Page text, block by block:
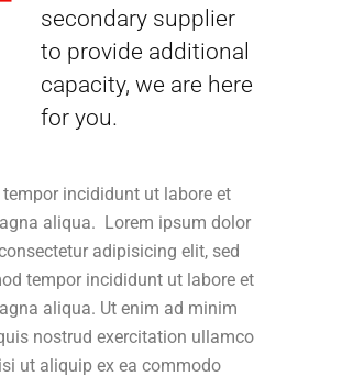
secondary supplier
to provide additional
capacity, we are here
for you.
incididunt ut labore et
aliqua. Lorem ipsum dolor
adipisicing elit, sed
tempor incididunt ut labore et
aliqua. Ut enim ad minim
nostrud exercitation ullamco
ut aliquip ex ea commodo